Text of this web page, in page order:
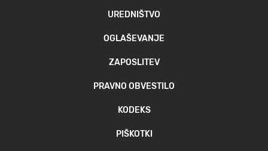
UREDNIŠTVO
OGLAŠEVANJE
ZAPOSLITEV
PRAVNO OBVESTILO
KODEKS
PIŠKOTKI